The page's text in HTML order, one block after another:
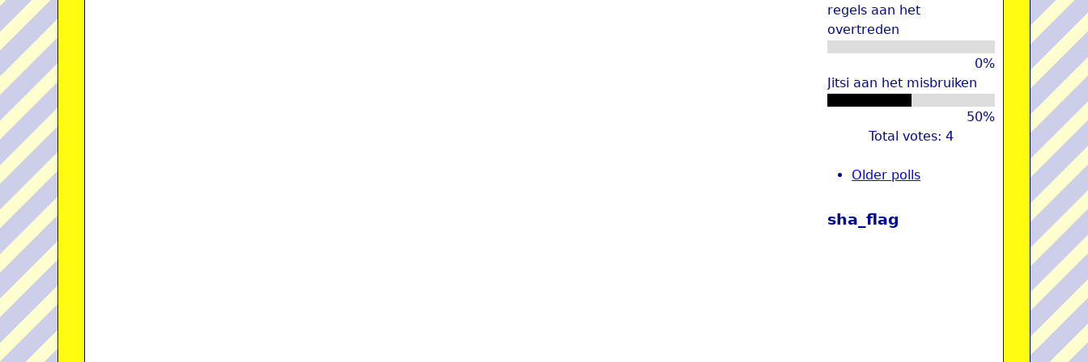
regels aan het
overtreden
0%
Jitsi aan het misbruiken
50%
Total votes: 4
Older polls
sha_flag